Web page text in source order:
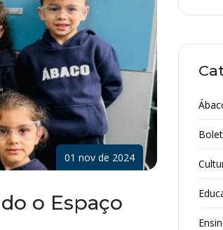
01 nov de 2024
o Espaço